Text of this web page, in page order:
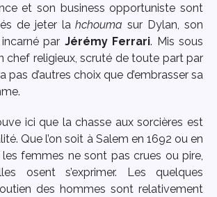
et son business opportuniste sont
de jeter lahchouma sur Dylan, son
par Jérémy Ferrari. Mis sous
chef religieux, scruté de toute part par
pas d’autres choix que d’embrasser sa
ici que la chasse aux sorcières est
Que l’on soit à Salem en 1692 ou en
les femmes ne sont pas crues ou pire,
osent s’exprimer. Les quelques
des hommes sont relativement